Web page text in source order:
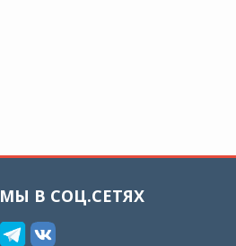
МЫ В СОЦ.СЕТЯХ